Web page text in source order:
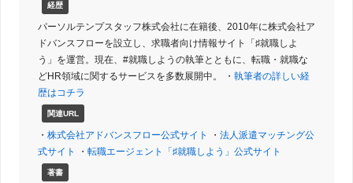
九州・沖縄
福岡 佐賀 長崎 熊本
経歴
パーソルテンプスタッフ株式会社に在籍後、2010年に株式会社ア
ドバンスフローを設立し、求職者向け情報サイト「♯就職しよ
う」を運営。現在、#就職しようの執筆とともに、転職・就職な
どHR領域に関するサービスを多数展開中。 ・ 執筆者の詳しい経
歴はコチラ
関連URL
・ 株式会社アドバンスフロー公式サイト ・ 法人派遣マッチング公
式サイト
・ 転職エージェント「♯就職しよう」公式サイト
著書